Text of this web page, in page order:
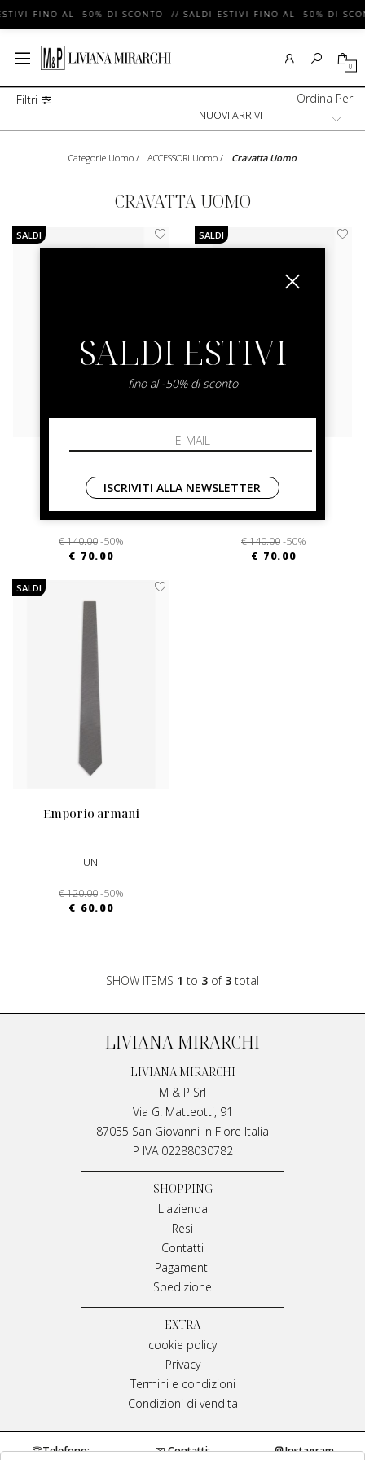
FINO AL -50% DI SCONTO // SALDI ESTIVI FINO AL -50% DI
0
Filtri Ordina Per
Categorie Uomo / ACCESSORI Uomo / Cravatta Uomo
CRAVATTA UOMO
SALDI
UNI
€ 140.00-50%
€ 70.00
SALDI
UNI
€ 140.00-50%
€ 70.00
SALDI
emporio armani
UNI
€ 120.00-50%
€ 60.00
SHOW ITEMS 1 to 3 of 3 total
LIVIANA MIRARCHI
LIVIANA MIRARCHI
M & P Srl
Via G. Matteotti, 91
87055 San Giovanni in Fiore Italia
P IVA 02288030782
SHOPPING
L'azienda
Resi
Contatti
Pagamenti
Spedizione
EXTRA
cookie policy
Privacy
Termini e condizioni
Condizioni di vendita
Telefono:
Contatti:
Instagram
SALDI ESTIVI
fino al -50% di sconto
ISCRIVITI ALLA NEWSLETTER